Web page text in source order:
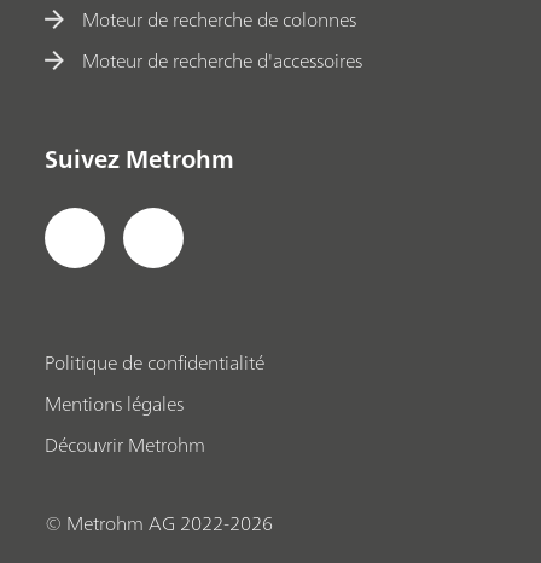
Moteur de recherche de colonnes
Moteur de recherche d'accessoires
Suivez Metrohm
Politique de confidentialité
Mentions légales
Découvrir Metrohm
© Metrohm AG 2022-2026